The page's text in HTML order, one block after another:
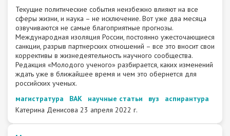
Текущие политические события неизбежно влияют на все
сферы жизни, и наука – не исключение. Вот уже два месяца
озвучиваются не самые благоприятные прогнозы.
Международная изоляция России, постоянно ужесточающиеся
санкции, разрыв партнерских отношений – все это вносит свои
коррективы в жизнедеятельность научного сообщества.
Редакция «Молодого ученого» разбирается, каких изменений
ждать уже в ближайшее время и чем это обернется для
российских ученых.
магистратура
ВАК научные статьи вуз
аспирантура
Катерина Денисова 23 апреля 2022 г.